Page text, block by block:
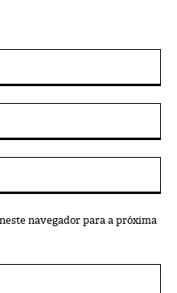
navegador para a próxima